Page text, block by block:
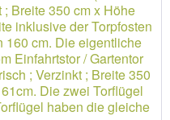
Breite 350 cm x Höhe
inklusive der Torpfosten
160 cm. Die eigentliche
Einfahrtstor / Gartentor
; Verzinkt ; Breite 350
Die zwei Torflügel
haben die gleiche